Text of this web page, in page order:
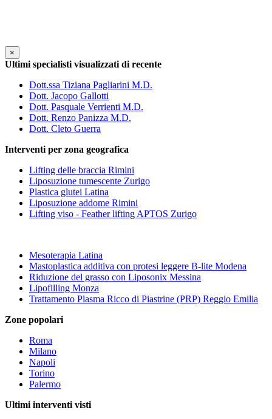
×
Ultimi specialisti visualizzati di recente
Dott.ssa Tiziana Pagliarini M.D.
Dott. Jacopo Gallotti
Dott. Pasquale Verrienti M.D.
Dott. Renzo Panizza M.D.
Dott. Cleto Guerra
Interventi per zona geografica
Lifting delle braccia Rimini
Liposuzione tumescente Zurigo
Plastica glutei Latina
Liposuzione addome Rimini
Lifting viso - Feather lifting APTOS Zurigo
Mesoterapia Latina
Mastoplastica additiva con protesi leggere B-lite Modena
Riduzione del grasso con Liposonix Messina
Lipofilling Monza
Trattamento Plasma Ricco di Piastrine (PRP) Reggio Emilia
Zone popolari
Roma
Milano
Napoli
Torino
Palermo
Ultimi interventi visti